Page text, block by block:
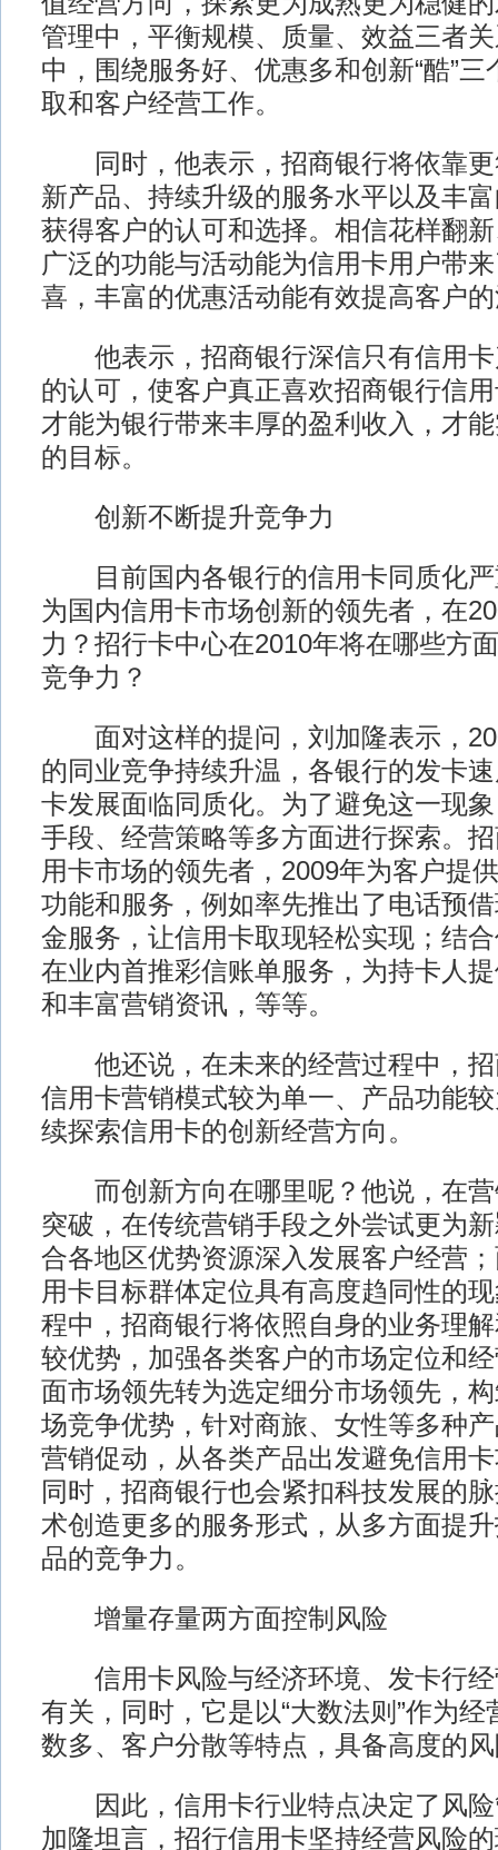
管理中，平衡规模、质量、效益三者
中，围绕服务好、优惠多和创新“酷”
取和客户经营工作。
同时，他表示，招商银行将依靠更
新产品、持续升级的服务水平以及丰
获得客户的认可和选择。相信花样翻
广泛的功能与活动能为信用卡用户带
喜，丰富的优惠活动能有效提高客户
他表示，招商银行深信只有信用卡
的认可，使客户真正喜欢招商银行信
才能为银行带来丰厚的盈利收入，才
的目标。
创新不断提升竞争力
目前国内各银行的信用卡同质化严
为国内信用卡市场创新的领先者，在
力？招行卡中心在2010年将在哪些方
竞争力？
面对这样的提问，刘加隆表示，
的同业竞争持续升温，各银行的发卡
卡发展面临同质化。为了避免这一现
手段、经营策略等多方面进行探索。
用卡市场的领先者，2009年为客户提
功能和服务，例如率先推出了电话预
金服务，让信用卡取现轻松实现；结
在业内首推彩信账单服务，为持卡人
和丰富营销资讯，等等。
他还说，在未来的经营过程中，招
信用卡营销模式较为单一、产品功能
续探索信用卡的创新经营方向。
而创新方向在哪里呢？他说，在营
突破，在传统营销手段之外尝试更为
合各地区优势资源深入发展客户经营
用卡目标群体定位具有高度趋同性的
程中，招商银行将依照自身的业务理
较优势，加强各类客户的市场定位和
面市场领先转为选定细分市场领先，
场竞争优势，针对商旅、女性等多种
营销促动，从各类产品出发避免信用
同时，招商银行也会紧扣科技发展的
术创造更多的服务形式，从多方面提
品的竞争力。
增量存量两方面控制风险
信用卡风险与经济环境、发卡行经
有关，同时，它是以“大数法则”作为
数多、客户分散等特点，具备高度的
因此，信用卡行业特点决定了风险
加隆坦言，招行信用卡坚持经营风险